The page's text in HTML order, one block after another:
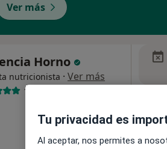
Ver más
Horno
nutricionista · Ver más
119 opiniones
Tu privacidad es
Al aceptar, nos permites a